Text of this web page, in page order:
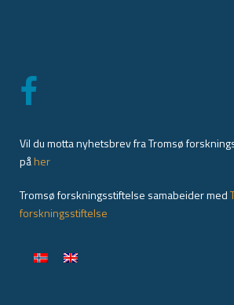
Vil du motta nyhetsbrev fra Tromsø
påher
Tromsø forskningsstiftelse samabeider med
forskningsstiftelse